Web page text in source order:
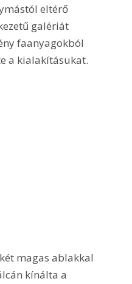
eltérő
galériát
faanyagokból
a kialakításukat.
magas ablakkal
kínálta a